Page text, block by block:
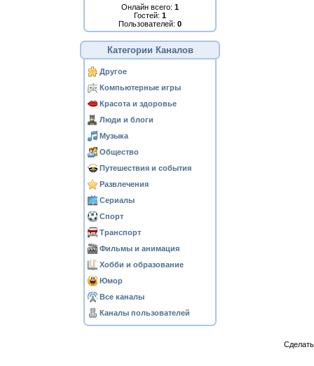
Онлайн всего: 1
Гостей: 1
Пользователей: 0
Категории Каналов
Другое
Компьютерные игры
Красота и здоровье
Люди и блоги
Музыка
Общество
Путешествия и события
Развлечения
Сериалы
Спорт
Транспорт
Фильмы и анимация
Хобби и образование
Юмор
Все каналы
Каналы пользователей